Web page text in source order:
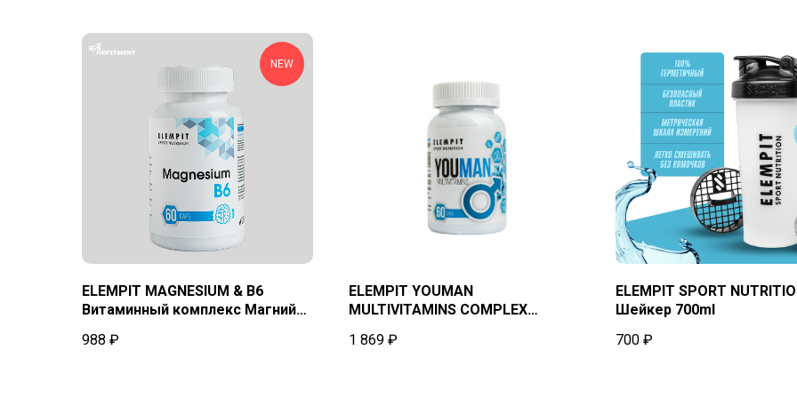
NEW
ELEMPIT MAGNESIUM & B6
Витаминный комплекс Магний
988 ₽
ELEMPIT YOUMAN
MULTIVITAMINS COMPLEX
60 таблеток
1 869 ₽
ELEMPIT SPORT
Шейкер 700ml
700 ₽